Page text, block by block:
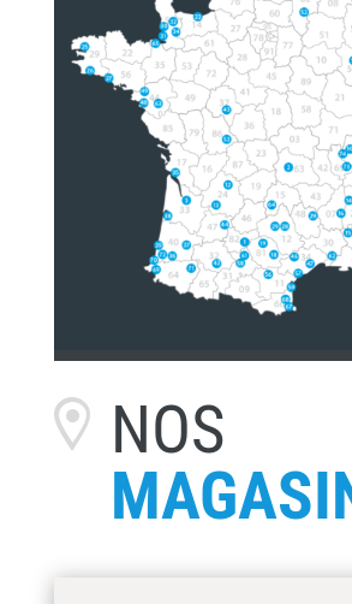
NOS